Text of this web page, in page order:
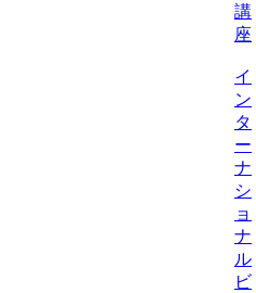
講
座
イ
ン
タ
ー
ナ
シ
ョ
ナ
ル
ビ